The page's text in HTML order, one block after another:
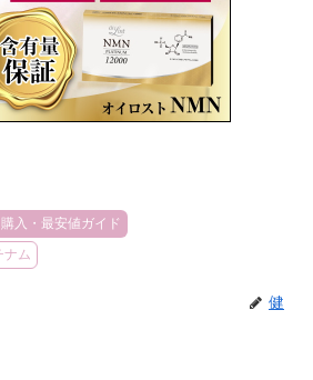
購入・最安値ガイド
ナム
健